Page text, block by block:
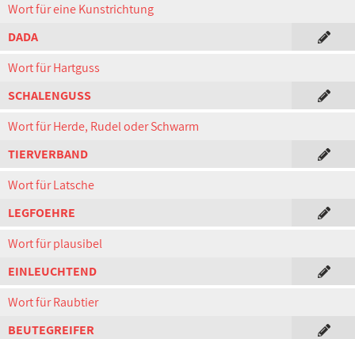
Wort für eine Kunstrichtung
DADA
Wort für Hartguss
SCHALENGUSS
Wort für Herde, Rudel oder Schwarm
TIERVERBAND
Wort für Latsche
LEGFOEHRE
Wort für plausibel
EINLEUCHTEND
Wort für Raubtier
BEUTEGREIFER